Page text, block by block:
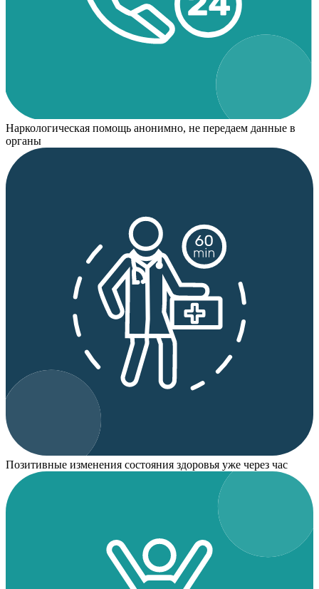
Наркологическая помощь анонимно, не передаем данные в
органы
Позитивные изменения состояния здоровья уже через час